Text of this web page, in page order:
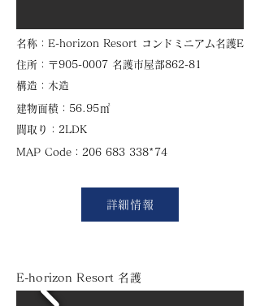
​名称：E-horizon Resort コンドミニアム名護E
住所：〒905-0007 名護市屋部862-81
​構造：木造
建物面積：56.95㎡
​間取り：2LDK
​MAP Code：206 683 338*74
詳細情報
E-horizon Resort 名護